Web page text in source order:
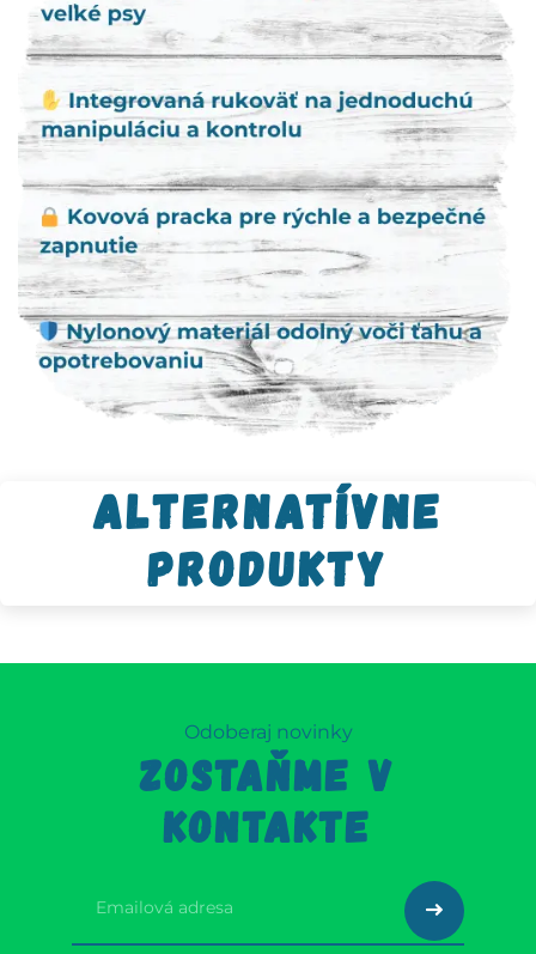
Alternatívne
produkty
Odoberaj novinky
ZOSTAŇME V
KONTAKTE